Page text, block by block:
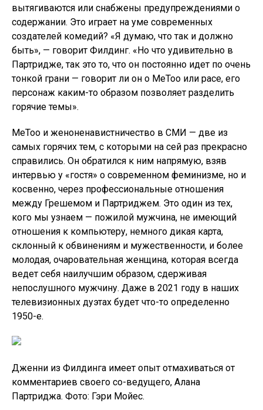
вытягиваются или снабжены предупреждениями о
содержании. Это играет на уме современных
создателей комедий? «Я думаю, что так и должно
быть», — говорит Филдинг. «Но что удивительно в
Партридже, так это то, что он постоянно идет по очень
тонкой грани — говорит ли он о MeToo или расе, его
персонаж каким-то образом позволяет разделить
горячие темы».
MeToo и женоненавистничество в СМИ — две из
самых горячих тем, с которыми на сей раз прекрасно
справились. Он обратился к ним напрямую, взяв
интервью у «гостя» о современном феминизме, но и
косвенно, через профессиональные отношения
между Грешемом и Партриджем. Это один из тех,
кого мы узнаем — пожилой мужчина, не имеющий
отношения к компьютеру, немного дикая карта,
склонный к обвинениям и мужественности, и более
молодая, очаровательная женщина, которая всегда
ведет себя наилучшим образом, сдерживая
непослушного мужчину. Даже в 2021 году в наших
телевизионных дуэтах будет что-то определенно
1950-е.
Дженни из Филдинга имеет опыт отмахиваться от
комментариев своего со-ведущего, Алана
Партриджа. Фото: Гэри Мойес.